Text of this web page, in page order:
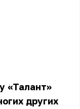
«Талант»
других